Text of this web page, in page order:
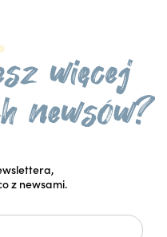
z newsami.